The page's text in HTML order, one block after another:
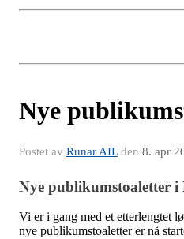
Nye
Postet av Runar AILden 8. apr
Nye publikumstoaletter i
Vi er i gang med et etterlengtet
nye publikumstoaletter er nå